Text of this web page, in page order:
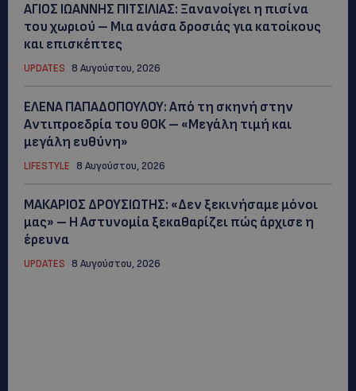
ΑΓΙΟΣ ΙΩΑΝΝΗΣ ΠΙΤΣΙΛΙΑΣ: Ξανανοίγει η πισίνα
του χωριού – Μια ανάσα δροσιάς για κατοίκους
και επισκέπτες
UPDATES 8 Αυγούστου, 2026
ΕΛΕΝΑ ΠΑΠΑΔΟΠΟΥΛΟΥ: Από τη σκηνή στην
Αντιπροεδρία του ΘΟΚ – «Μεγάλη τιμή και
μεγάλη ευθύνη»
LIFESTYLE 8 Αυγούστου, 2026
ΜΑΚΑΡΙΟΣ ΔΡΟΥΣΙΩΤΗΣ: «Δεν ξεκινήσαμε μόνοι
μας» – Η Αστυνομία ξεκαθαρίζει πώς άρχισε η
έρευνα
UPDATES 8 Αυγούστου, 2026